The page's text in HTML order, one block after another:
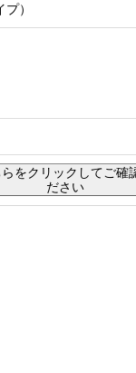
）
をクリックしてご確
ださい